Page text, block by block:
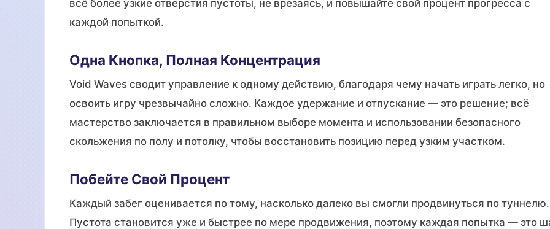
всё более узкие отверстия пустоты, не врезаясь, и повышайте свой процент прогресса с
каждой попыткой.
Одна Кнопка, Полная Концентрация
Void Waves сводит управление к одному действию, благодаря чему начать играть легко, но
освоить игру чрезвычайно сложно. Каждое удержание и отпускание — это решение; всё
мастерство заключается в правильном выборе момента и использовании безопасного
скольжения по полу и потолку, чтобы восстановить позицию перед узким участком.
Побейте Свой Процент
Каждый забег оценивается по тому, насколько далеко вы смогли продвинуться по туннелю.
Пустота становится уже и быстрее по мере продвижения, поэтому каждая попытка — это